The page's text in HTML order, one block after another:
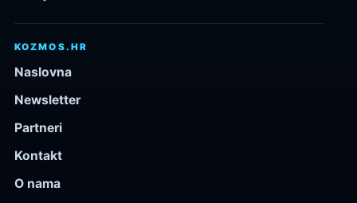
KOZMOS.HR
Naslovna
Newsletter
Partneri
Kontakt
O nama